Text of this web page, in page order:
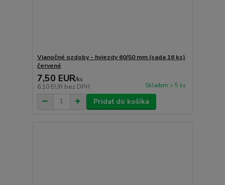
Vianočné ozdoby - hviezdy 60/50 mm (sada 16 ks)
červené
7,50 EUR/ks
6,10 EUR bez DPH Skladom > 5 ks
Pridať do košíka